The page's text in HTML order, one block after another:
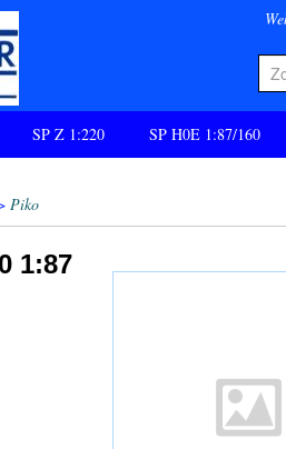
SP Z 1:220 SP H0E 1:87/160
Piko
1:87